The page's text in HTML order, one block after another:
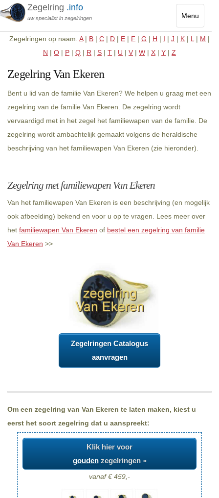
Menu
Toggle
Zegelring .info
uw specialist in zegelringen
Zegelringen op naam: A| B | C | D | E | F | G | H | I | J | K | L | M |
N | O | P | Q | R | S | T | U | V | W | X | Y | Z
Zegelring Van Ekeren
Bent u lid van de familie Van Ekeren? We helpen u graag met een
zegelring van de familie Van Ekeren. De zegelring wordt
vervaardigd met in het zegel het familiewapen van de familie. De
zegelring wordt ambachtelijk gemaakt volgens de heraldische
beschrijving van het familiewapen Van Ekeren (zie hieronder).
Zegelring met familiewapen Van Ekeren
Van het familiewapen Van Ekeren is een beschrijving (en mogelijk
ook afbeelding) bekend en voor u op te vragen. Lees meer over
het familiewapen Van Ekeren of bestel een zegelring van familie
Van Ekeren >>
Zegelringen Catalogus
aanvragen
Om een zegelring van Van Ekeren te laten maken, kiest u
eerst het soort zegelring dat u aanspreekt:
Klik hier voor
goudenzegelringen »
vanaf € 459,-